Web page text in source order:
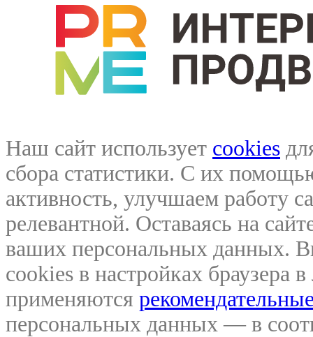
Наш сайт использует cookies
сбора статистики. С их
активность, улучшаем работу
релевантной. Оставаясь на
ваших персональных данных.
cookies в настройках браузера
применяются
персональных данных — в